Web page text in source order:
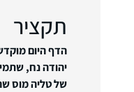
תקציר
הדף היום
יהודה נח,
של טליה מוס